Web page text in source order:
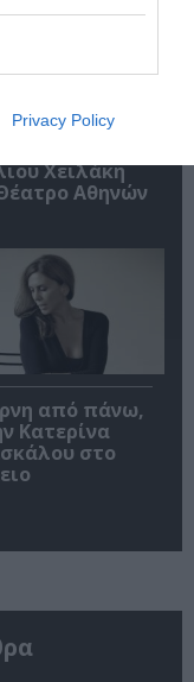
Privacy Policy
σε
Χειλάκη
Αθηνών
από πάνω,
Κατερίνα
στο